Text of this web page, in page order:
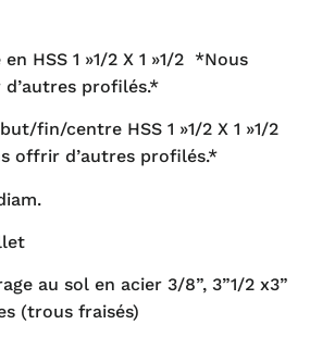
HSS 1 »1/2 X 1 »1/2 *Nous
profilés.*
fin/centre HSS 1 »1/2 X 1 »1/2
offrir d’autres profilés.*
au sol en acier 3/8”, 3”1/2 x3”
(trous fraisés)